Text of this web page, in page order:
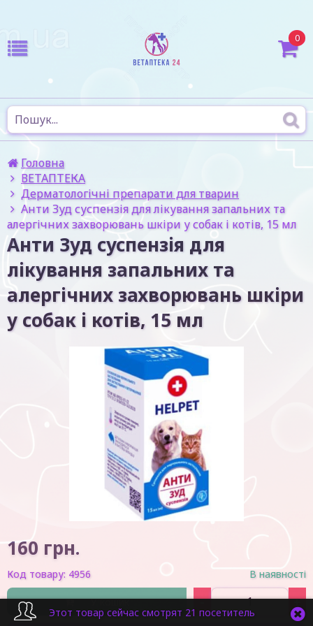
0
Головна
ВЕТАПТЕКА
Дерматологічні препарати для тварин
Анти Зуд суспензія для лікування запальних та
алергічних захворювань шкіри у собак і котів, 15 мл
Анти Зуд суспензія для
лікування запальних та
алергічних захворювань шкіри
у собак і котів, 15 мл
160 грн.
Код товару: 4956 В наявності
У кошик - +
Этот товар сейчас смотрят 21 посетитель